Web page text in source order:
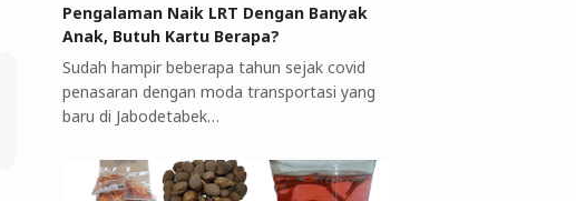
Pengalaman Naik LRT Dengan Banyak
Anak, Butuh Kartu Berapa?
Sudah hampir beberapa tahun sejak covid
penasaran dengan moda transportasi yang
baru di Jabodetabek…